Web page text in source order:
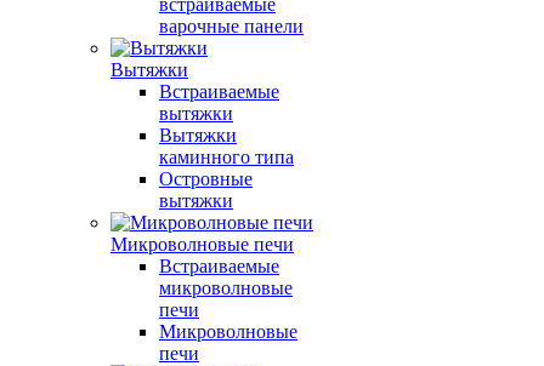
встраиваемые
варочные панели
Вытяжки
Встраиваемые
вытяжки
Вытяжки
каминного типа
Островные
вытяжки
Микроволновые печи
Встраиваемые
микроволновые
печи
Микроволновые
печи